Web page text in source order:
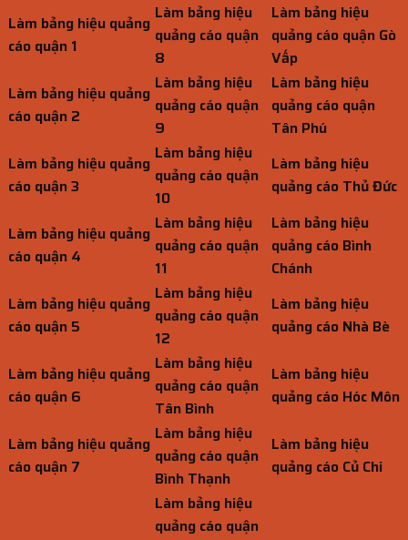
Làm bảng hiệu quảng
cáo quận 1
Làm bảng hiệu
quảng cáo quận
8
Làm bảng hiệu
quảng cáo quận Gò
Vấp
Làm bảng hiệu quảng
cáo quận 2
Làm bảng hiệu
quảng cáo quận
9
Làm bảng hiệu
quảng cáo quận
Tân Phú
Làm bảng hiệu quảng
cáo quận 3
Làm bảng hiệu
quảng cáo quận
10
Làm bảng hiệu
quảng cáo Thủ Đức
Làm bảng hiệu quảng
cáo quận 4
Làm bảng hiệu
quảng cáo quận
11
Làm bảng hiệu
quảng cáo Bình
Chánh
Làm bảng hiệu quảng
cáo quận 5
Làm bảng hiệu
quảng cáo quận
12
Làm bảng hiệu
quảng cáo Nhà Bè
Làm bảng hiệu quảng
cáo quận 6
Làm bảng hiệu
quảng cáo quận
Tân Bình
Làm bảng hiệu
quảng cáo Hóc Môn
Làm bảng hiệu quảng
cáo quận 7
Làm bảng hiệu
quảng cáo quận
Bình Thạnh
Làm bảng hiệu
quảng cáo Củ Chi
Làm bảng hiệu
quảng cáo quận